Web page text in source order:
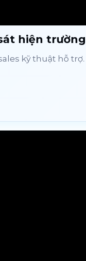
hiện trường
kỹ thuật hỗ trợ.